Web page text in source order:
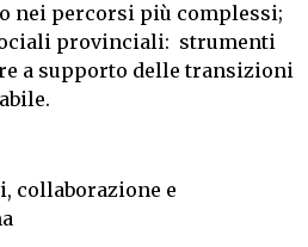
nei percorsi più complessi;
provinciali: strumenti
a supporto delle transizioni
collaborazione e